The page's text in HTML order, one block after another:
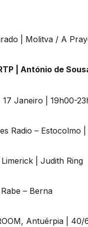
| Molitva / A
| António de
Radio – Estocolmo
| Judith Ring
– Berna
Antuérpia | 40/